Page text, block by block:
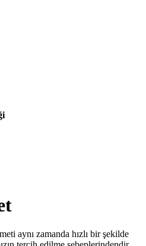
aynı zamanda hızlı bir şekilde